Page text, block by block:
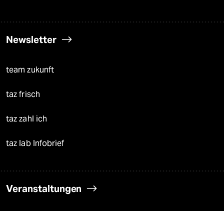
Newsletter
team zukunft
taz frisch
taz zahl ich
taz lab Infobrief
Veranstaltungen